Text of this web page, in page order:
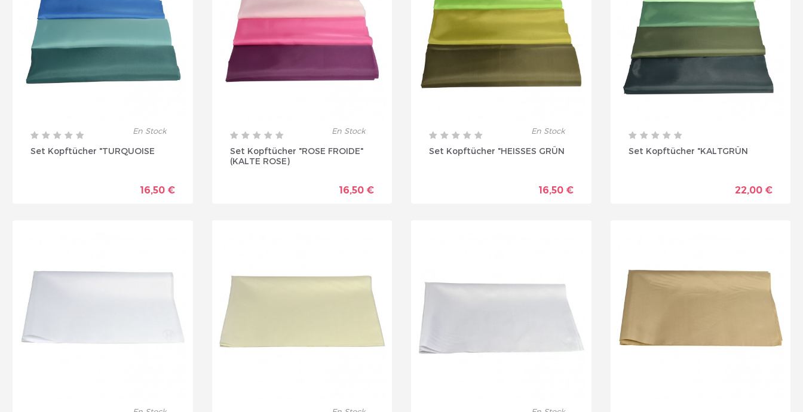
En Stock
Set Kopftücher "TURQUOISE
16,50 €
En Stock
Set Kopftücher "ROSE FROIDE"
(KALTE ROSE)
16,50 €
En Stock
Set Kopftücher "HEISSES GRÜN
16,50 €
Set Kopftücher "KALTGRÜN
22,00 €